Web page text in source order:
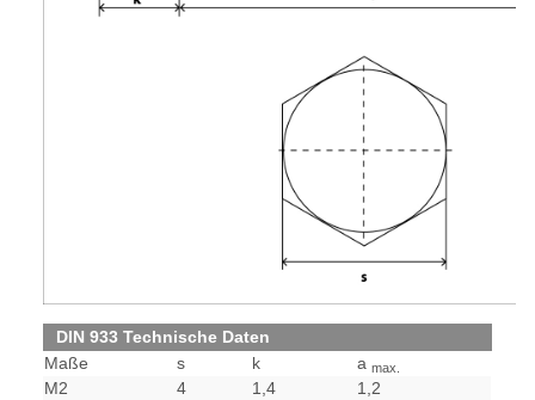
DIN 933 Technische Daten
Maße
s k a max.
M2 4 1,4
1,2